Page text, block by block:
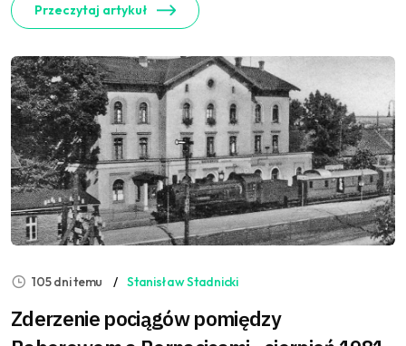
Przeczytaj artykuł
105 dni temu Stanisław Stadnicki
Zderzenie pociągów pomiędzy